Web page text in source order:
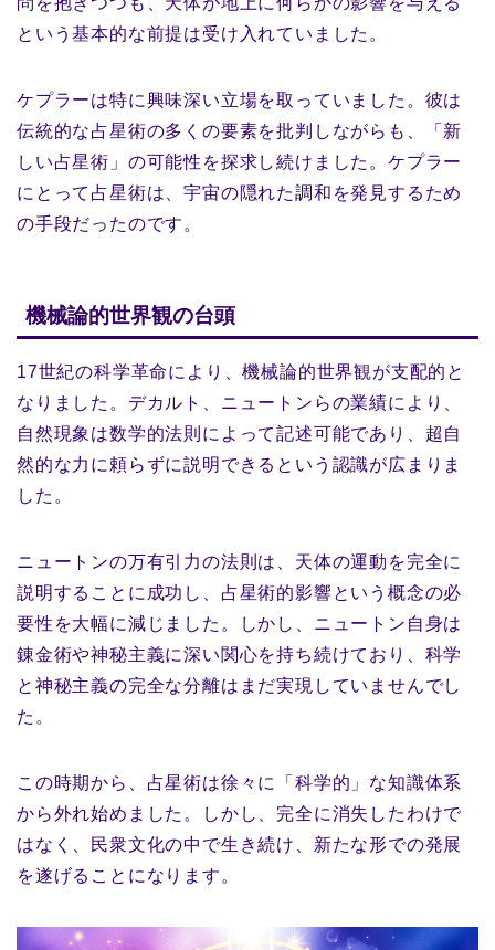
という基本的な前提は受け入れていました。
ケプラーは特に興味深い立場を取っていました。彼は
伝統的な占星術の多くの要素を批判しながらも、「新
しい占星術」の可能性を探求し続けました。ケプラー
にとって占星術は、宇宙の隠れた調和を発見するため
の手段だったのです。
機械論的世界観の台頭
17世紀の科学革命により、機械論的世界観が支配的と
なりました。デカルト、ニュートンらの業績により、
自然現象は数学的法則によって記述可能であり、超自
然的な力に頼らずに説明できるという認識が広まりま
した。
ニュートンの万有引力の法則は、天体の運動を完全に
説明することに成功し、占星術的影響という概念の必
要性を大幅に減じました。しかし、ニュートン自身は
錬金術や神秘主義に深い関心を持ち続けており、科学
と神秘主義の完全な分離はまだ実現していませんでし
た。
この時期から、占星術は徐々に「科学的」な知識体系
から外れ始めました。しかし、完全に消失したわけで
はなく、民衆文化の中で生き続け、新たな形での発展
を遂げることになります。